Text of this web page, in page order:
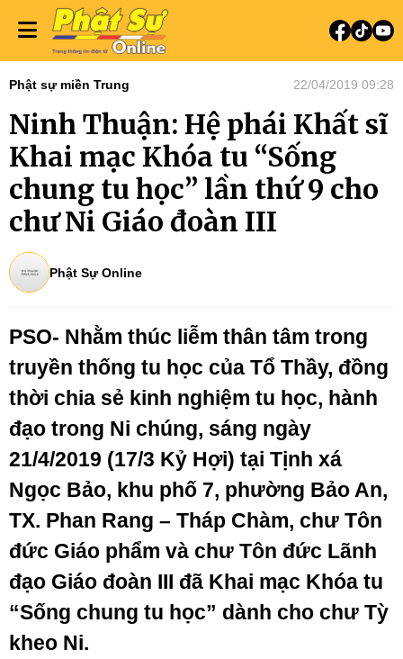
Phật sự miền Trung 22/04/2019 09:28
Ninh Thuận: Hệ phái Khất sĩ
Khai mạc Khóa tu “Sống
chung tu học” lần thứ 9 cho
chư Ni Giáo đoàn III
Phật Sự Online
PSO- Nhằm thúc liễm thân tâm trong
truyền thống tu học của Tổ Thầy, đồng
thời chia sẻ kinh nghiệm tu học, hành
đạo trong Ni chúng, sáng ngày
21/4/2019 (17/3 Kỷ Hợi) tại Tịnh xá
Ngọc Bảo, khu phố 7, phường Bảo An,
TX. Phan Rang – Tháp Chàm, chư Tôn
đức Giáo phẩm và chư Tôn đức Lãnh
đạo Giáo đoàn III đã Khai mạc Khóa tu
“Sống chung tu học” dành cho chư Tỳ
kheo Ni.